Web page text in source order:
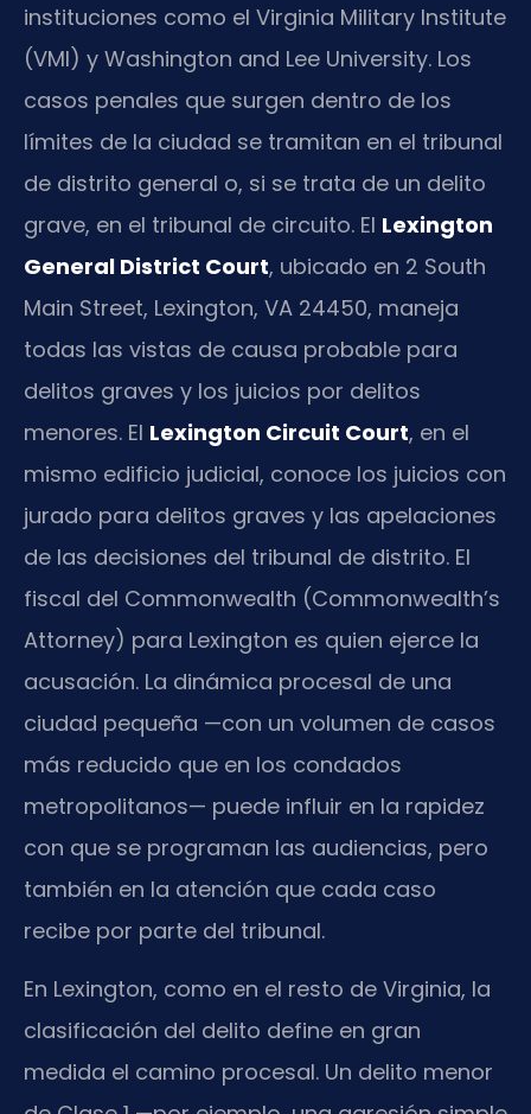
instituciones como el Virginia Military Institute
(VMI) y Washington and Lee University. Los
casos penales que surgen dentro de los
límites de la ciudad se tramitan en el tribunal
de distrito general o, si se trata de un delito
grave, en el tribunal de circuito. El Lexington
General District Court, ubicado en 2 South
Main Street, Lexington, VA 24450, maneja
todas las vistas de causa probable para
delitos graves y los juicios por delitos
menores. El Lexington Circuit Court, en el
mismo edificio judicial, conoce los juicios con
jurado para delitos graves y las apelaciones
de las decisiones del tribunal de distrito. El
fiscal del Commonwealth (Commonwealth’s
Attorney) para Lexington es quien ejerce la
acusación. La dinámica procesal de una
ciudad pequeña —con un volumen de casos
más reducido que en los condados
metropolitanos— puede influir en la rapidez
con que se programan las audiencias, pero
también en la atención que cada caso
recibe por parte del tribunal.
En Lexington, como en el resto de Virginia, la
clasificación del delito define en gran
medida el camino procesal. Un delito menor